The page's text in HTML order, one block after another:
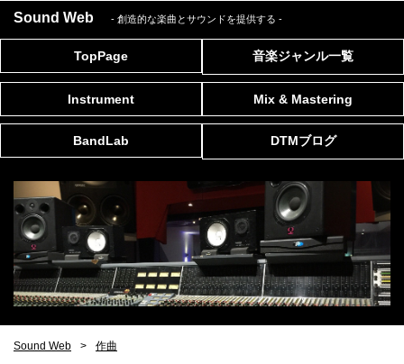
Sound Web - 創造的な楽曲とサウンドを提供する -
TopPage 音楽ジャンル一覧
Instrument Mix & Mastering
BandLab DTMブログ
Sound Web 作曲